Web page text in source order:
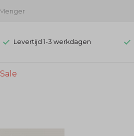
Levertijd 1-3 werkdagen
Sale